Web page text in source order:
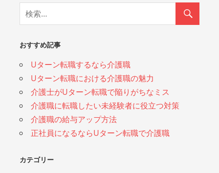
おすすめ記事
Uターン転職するなら介護職
Uターン転職における介護職の魅力
介護士がUターン転職で陥りがちなミス
介護職に転職したい未経験者に役立つ対策
介護職の給与アップ方法
正社員になるならUターン転職で介護職
カテゴリー